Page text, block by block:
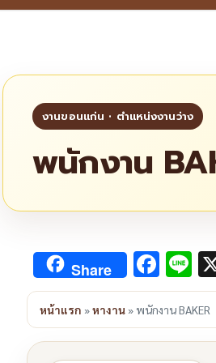
พนักงาน
Share
หน้าแรก »หางาน » พนักงาน BAKER